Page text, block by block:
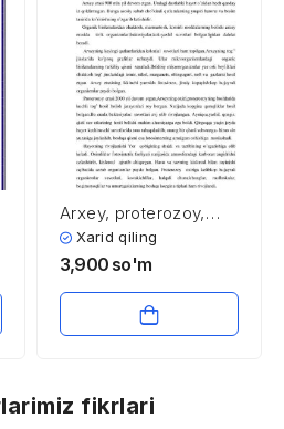
Arxey, proterozoy,
paleozoy, mezozoy,
kaynozoy eralari va
biologik jarayonlar
Xarid qiling
3,900 so'm
fikrlari